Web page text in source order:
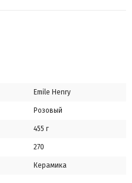
Emile Henry
Розовый
455 г
270
Керамика